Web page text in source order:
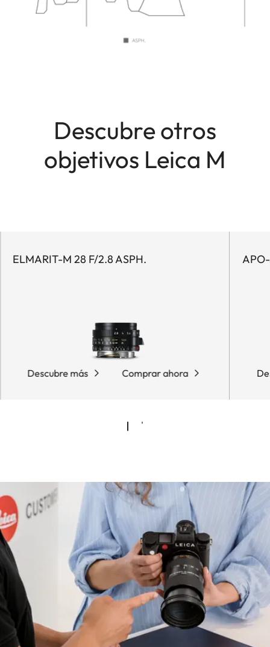
Descubre otros
objetivos Leica M
ELMARIT-M 28 F/2.8 ASPH.
Descubre más Comprar ahora